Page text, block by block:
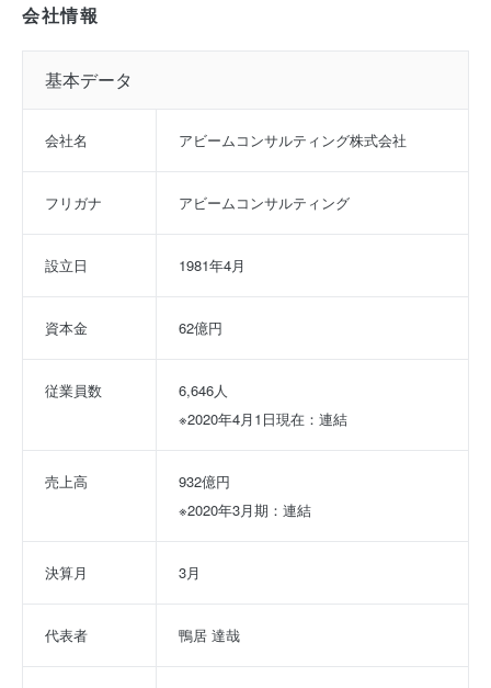
会社情報
基本データ
会社名 アビームコンサルティング株式会社
フリガナ アビームコンサルティング
設立日 1981年4月
資本金 62億円
従業員数
6,646人
※2020年4月1日現在：連結
売上高
932億円
※2020年3月期：連結
決算月 3月
代表者 鴨居 達哉